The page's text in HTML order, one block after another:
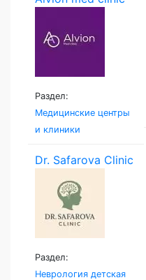
Раздел:
Медицинские центры
и клиники
Dr. Safarova Clinic
Раздел:
Неврология детская